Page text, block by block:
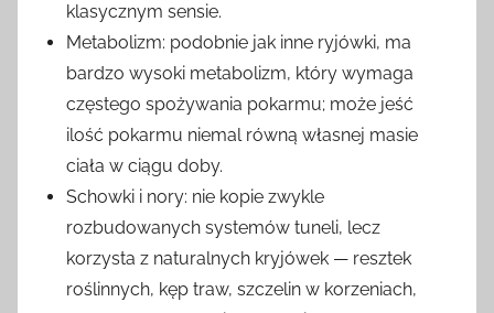
klasycznym sensie.
Metabolizm: podobnie jak inne ryjówki, ma
bardzo wysoki metabolizm, który wymaga
częstego spożywania pokarmu; może jeść
ilość pokarmu niemal równą własnej masie
ciała w ciągu doby.
Schowki i nory: nie kopie zwykle
rozbudowanych systemów tuneli, lecz
korzysta z naturalnych kryjówek — resztek
roślinnych, kęp traw, szczelin w korzeniach,